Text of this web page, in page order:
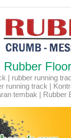
Rubber
| rubber running
running track |
tembak |